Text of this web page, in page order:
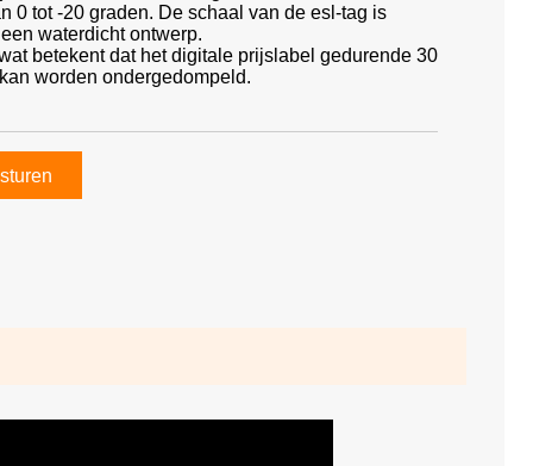
0 tot -20 graden. De schaal van de esl-tag is
waterdicht ontwerp.
betekent dat het digitale prijslabel gedurende 30
worden ondergedompeld.